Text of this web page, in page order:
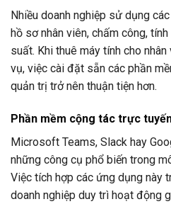
Nhiều doanh nghiệp sử dụng
hồ sơ nhân viên, chấm công,
suất. Khi thuê máy tính cho
vụ, việc cài đặt sẵn các phần
quản trị trở nên thuận tiện hơn.
Phần mềm cộng tác trực
Microsoft Teams, Slack hay
những công cụ phổ biến trong
Việc tích hợp các ứng dụng này
doanh nghiệp duy trì hoạt động